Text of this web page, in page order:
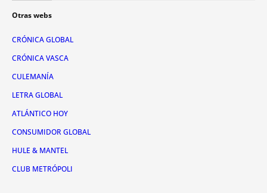
Otras webs
CRÓNICA GLOBAL
CRÓNICA VASCA
CULEMANÍA
LETRA GLOBAL
ATLÁNTICO HOY
CONSUMIDOR GLOBAL
HULE & MANTEL
CLUB METRÓPOLI